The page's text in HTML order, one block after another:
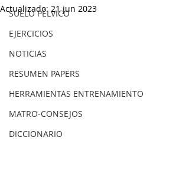
SUELO PÉLVICO
EJERCICIOS
NOTICIAS
RESUMEN PAPERS
HERRAMIENTAS ENTRENAMIENTO
MATRO-CONSEJOS
DICCIONARIO
Actualizado: 21 jun 2023